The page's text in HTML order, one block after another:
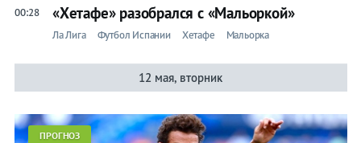
00:28 «Хетафе» разобрался с «Мальоркой»
Ла Лига Футбол Испании Хетафе Мальорка
12 мая, вторник
ПРОГНОЗ